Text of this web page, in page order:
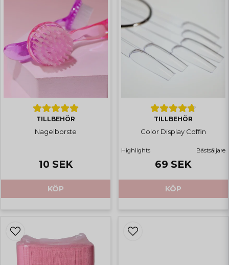
TILLBEHÖR
Nagelborste
10 SEK
KÖP
TILLBEHÖR
Color Display Coffin
Highlights Bästsäljare
69 SEK
KÖP